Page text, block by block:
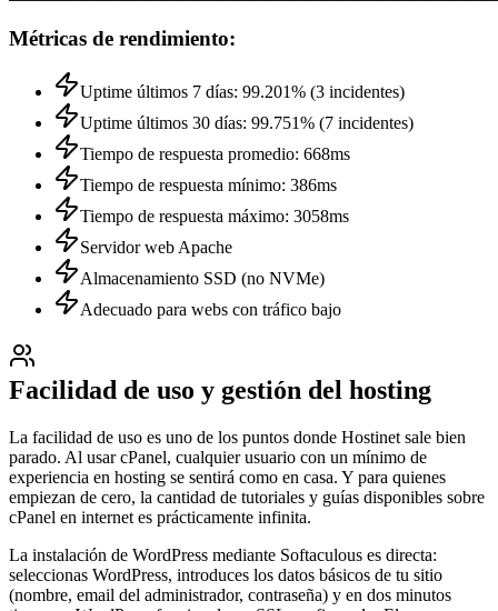
Métricas de rendimiento:
Uptime últimos 7 días: 99.201% (3 incidentes)
Uptime últimos 30 días: 99.751% (7 incidentes)
Tiempo de respuesta promedio: 668ms
Tiempo de respuesta mínimo: 386ms
Tiempo de respuesta máximo: 3058ms
Servidor web Apache
Almacenamiento SSD (no NVMe)
Adecuado para webs con tráfico bajo
Facilidad de uso y gestión del hosting
La facilidad de uso es uno de los puntos donde Hostinet sale bien
parado. Al usar cPanel, cualquier usuario con un mínimo de
experiencia en hosting se sentirá como en casa. Y para quienes
empiezan de cero, la cantidad de tutoriales y guías disponibles sobre
cPanel en internet es prácticamente infinita.
La instalación de WordPress mediante Softaculous es directa:
seleccionas WordPress, introduces los datos básicos de tu sitio
(nombre, email del administrador, contraseña) y en dos minutos